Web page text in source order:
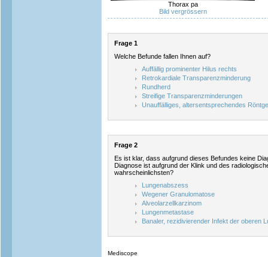
Thorax pa
Bild vergrössern
Frage 1
Welche Befunde fallen Ihnen auf?
Auffällig prominenter Hilus rechts
Retrokardiale Transparenzminderung
Rundherd
Streifige Transparenzminderungen
Unauffälliges, altersentsprechendes
Frage 2
Es ist klar, dass aufgrund dieses Befundes keine
Diagnose ist aufgrund der Klink und des
wahrscheinlichsten?
Lungenabszess
Wegener Granulomatose
Alveolarzellkarzinom
Lungenmetastase
Banaler, rezidivierender Infekt der oberen
Mediscope